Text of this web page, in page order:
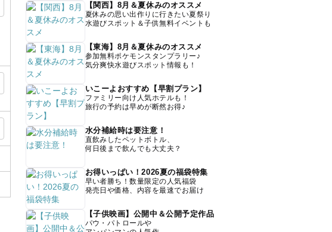
【関西】8月＆夏休みのオススメ
夏休みの思い出作りに行きたい夏祭り
水遊びスポット＆子供無料イベントも
【東海】8月＆夏休みのオススメ
参加無料ポケモンスタンプラリー♪
気分爽快水遊びスポット情報も！
いこーよおすすめ【早割プラン】
ファミリー向け人気ホテルも！
旅行の予約は早めが断然お得♪
水分補給時は要注意！
直飲みしたペットボトル、
何日後まで飲んでも大丈夫？
お得いっぱい！2026夏の福袋特集
早い者勝ち！数量限定の人気福袋
発売日や価格、内容を最速でお届け
【子供映画】公開中＆公開予定作品
パウ・パトロールや